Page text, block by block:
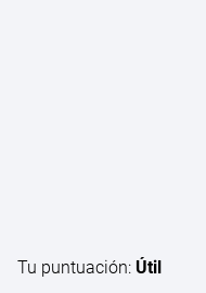
Tu puntuación: Útil